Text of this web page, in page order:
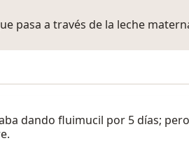
pasa a través de la leche
dando fluimucil por 5 días;